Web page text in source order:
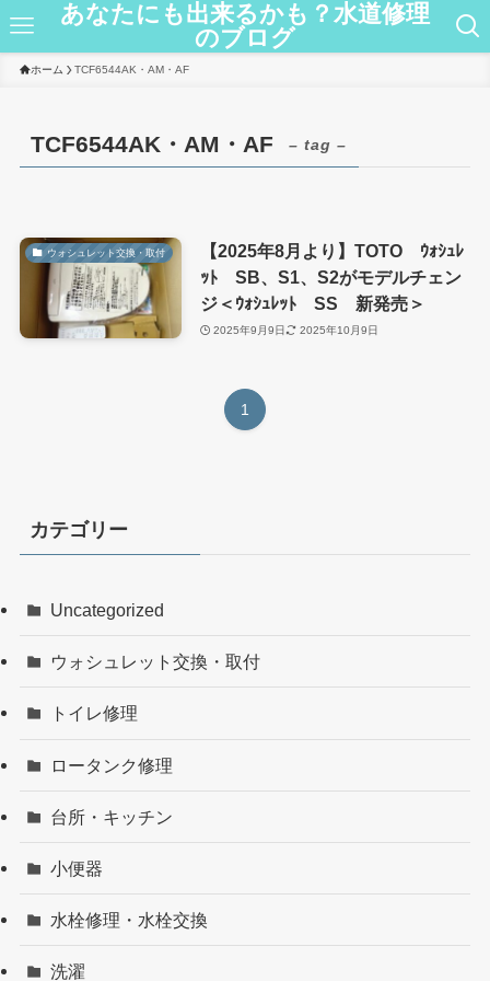
あなたにも出来るかも？水道修理
のブログ
ホーム TCF6544AK・AM・AF
TCF6544AK・AM・AF – tag –
ウォシュレット交換・取付
【2025年8月より】TOTO ｳｫｼｭﾚ
ｯﾄ SB、S1、S2がモデルチェン
ジ＜ｳｫｼｭﾚｯﾄ SS 新発売＞
2025年9月9日 2025年10月9日
1
カテゴリー
Uncategorized
ウォシュレット交換・取付
トイレ修理
ロータンク修理
台所・キッチン
小便器
水栓修理・水栓交換
洗濯